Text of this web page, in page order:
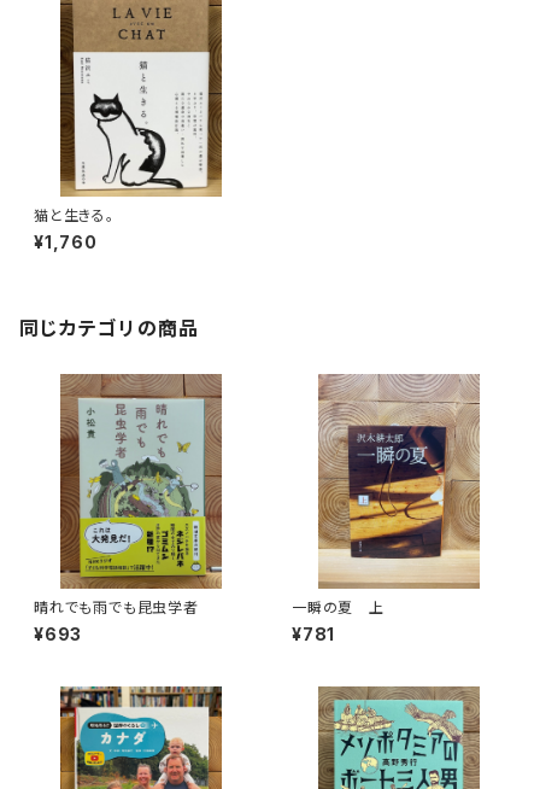
猫と生きる。
¥1,760
同じカテゴリの商品
晴れでも雨でも昆虫学者
¥693
一瞬の夏 上
¥781